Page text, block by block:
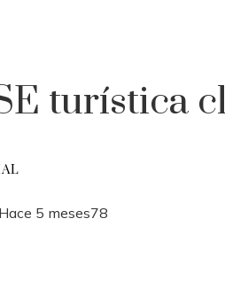
turística
Hace 5 meses78